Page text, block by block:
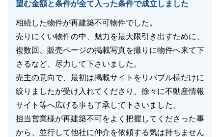
この後はご自宅の決済手続きになります。
引き続き、宜しくお願い致します。
閉じる
望む金額と条件が全て入った条件で成立しました
相続した物件が再建築不可物件でした。
売りにくい物件の中、魅力を最大限引き出すために、
複数回、販売ページの掲載写真を撮りに物件へ来て下
さるなど、尽力して下さいました。
売主の意向で、最初は掲載サイトをリバブル様だけに
絞りましたが受け入れてくださり、徐々に不動産情報
サイト等へ広げる事も了承して下さいました。
担当営業様が再建築不可をよく把握してくださった事
から、並行して他社に仲介を依頼する気は持ちません